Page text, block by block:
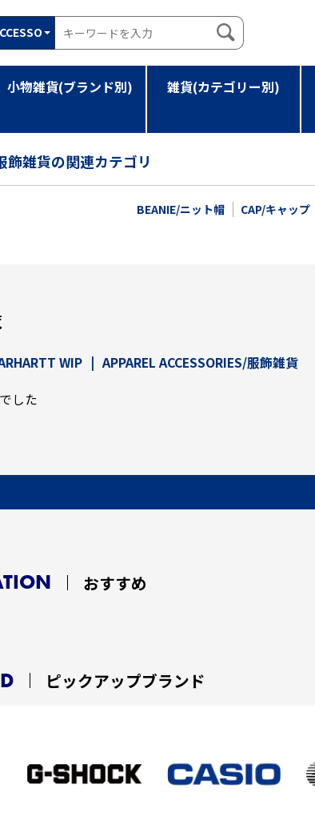
小物雑貨(ブランド別) 雑貨(カテゴリー別)
飾雑貨の関連カテゴリ
BEANIE/ニット帽 CAP/キャップ
WIP | APPAREL ACCESSORIES/服飾雑貨
した
おすすめ
ピックアップブランド